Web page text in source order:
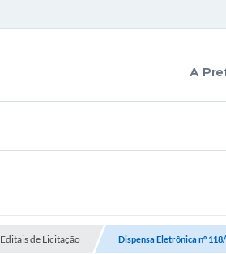
A
Editais de Licitação Dispensa Eletrônica nº